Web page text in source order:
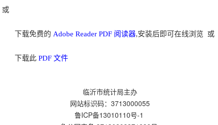
或
下载免费的 Adobe Reader PDF 阅读器,安装后即可在线浏览 或
下载此 PDF 文件
临沂市统计局主办
网站标识码：3713000055
鲁ICP备13010110号-1